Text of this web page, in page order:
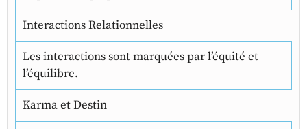
Interactions Relationnelles
Les interactions sont marquées par l’équité et
l’équilibre.
Karma et Destin